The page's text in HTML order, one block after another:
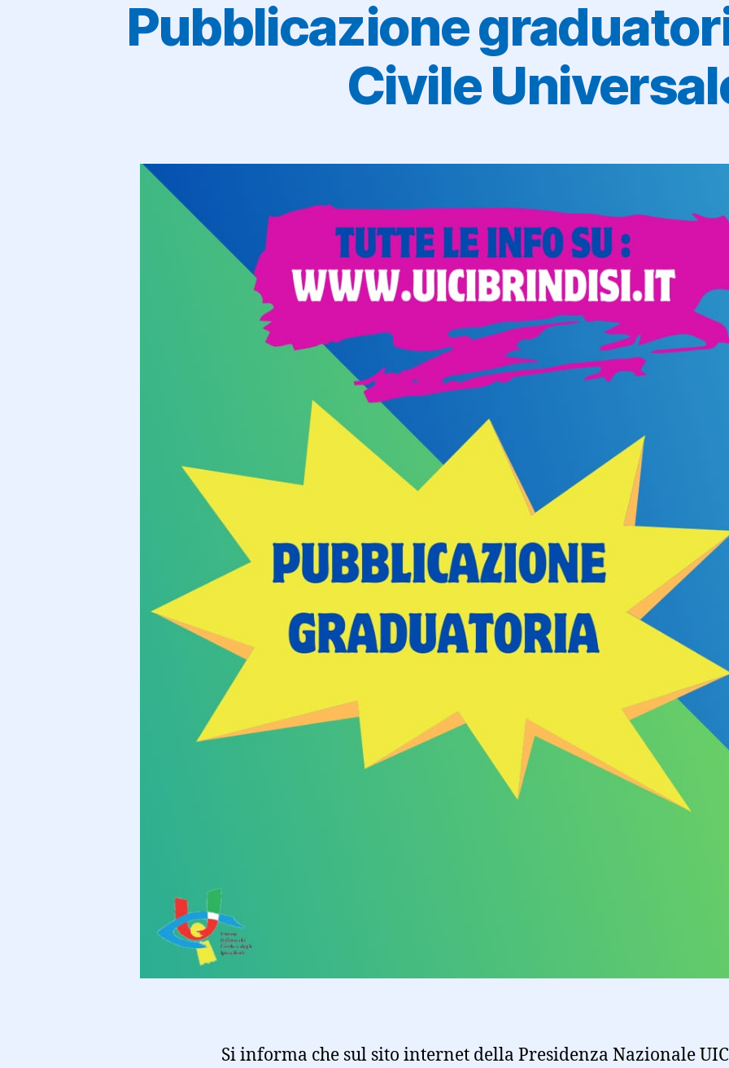
Pubblicazione
Civile
Si informa che sul sito internet della Presidenza Nazionale